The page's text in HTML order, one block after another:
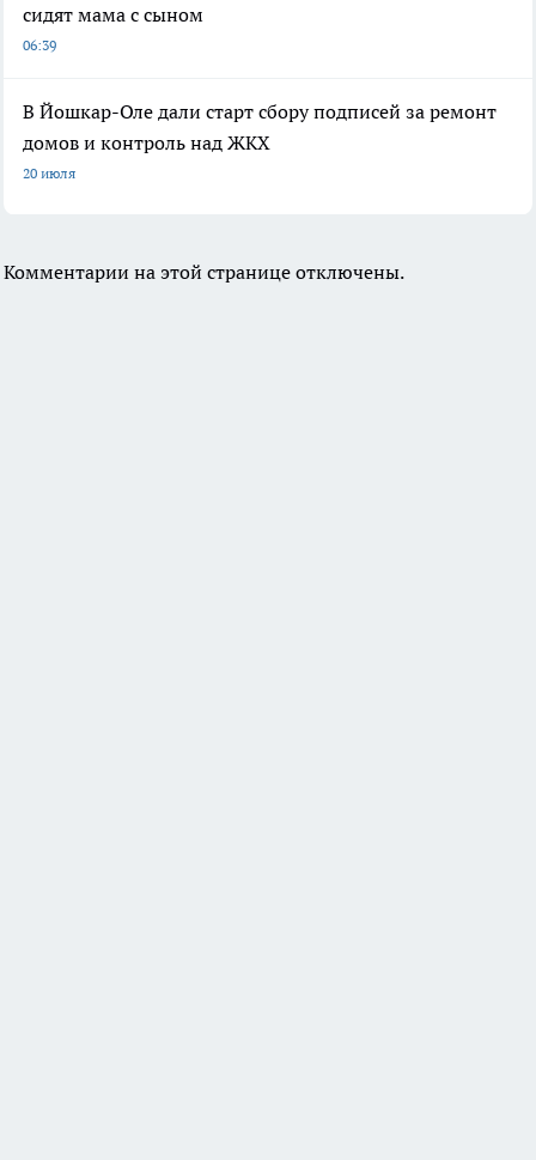
сидят мама с сыном
06:39
В Йошкар-Оле дали старт сбору подписей за ремонт
домов и контроль над ЖКХ
20 июля
Комментарии на этой странице отключены.